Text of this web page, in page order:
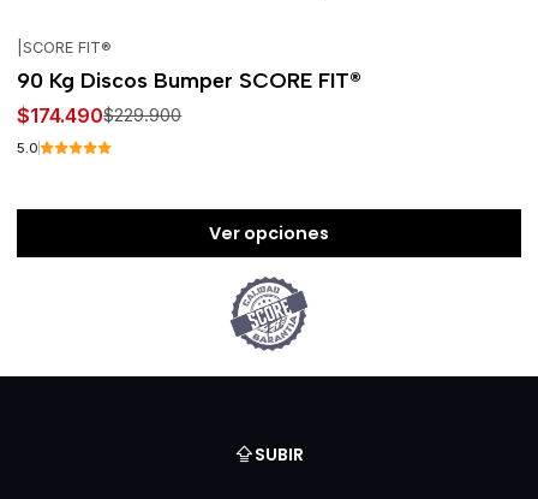
|SCORE FIT®
90 Kg Discos Bumper SCORE FIT®
$174.490$229.900
5.0
Ver opciones
SUBIR